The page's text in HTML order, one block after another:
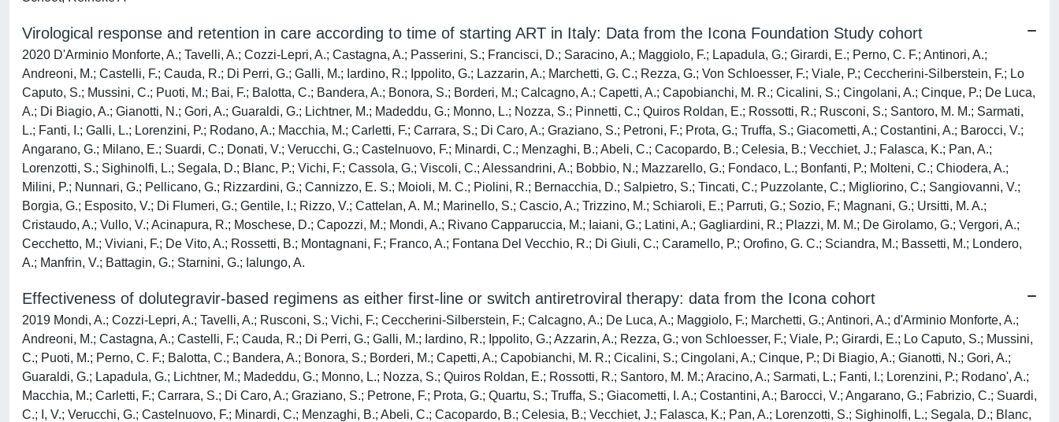
Virological response and retention in care according to time of starting ART in Italy: Data from the Icona Foundation Study cohort
2020 D'Arminio Monforte, A.; Tavelli, A.; Cozzi-Lepri, A.; Castagna, A.; Passerini, S.; Francisci, D.; Saracino, A.; Maggiolo, F.; Lapadula, G.; Girardi, E.; Perno, C. F.; Antinori, A.;
Andreoni, M.; Castelli, F.; Cauda, R.; Di Perri, G.; Galli, M.; Iardino, R.; Ippolito, G.; Lazzarin, A.; Marchetti, G. C.; Rezza, G.; Von Schloesser, F.; Viale, P.; Ceccherini-Silberstein, F.; Lo
Caputo, S.; Mussini, C.; Puoti, M.; Bai, F.; Balotta, C.; Bandera, A.; Bonora, S.; Borderi, M.; Calcagno, A.; Capetti, A.; Capobianchi, M. R.; Cicalini, S.; Cingolani, A.; Cinque, P.; De Luca,
A.; Di Biagio, A.; Gianotti, N.; Gori, A.; Guaraldi, G.; Lichtner, M.; Madeddu, G.; Monno, L.; Nozza, S.; Pinnetti, C.; Quiros Roldan, E.; Rossotti, R.; Rusconi, S.; Santoro, M. M.; Sarmati,
L.; Fanti, I.; Galli, L.; Lorenzini, P.; Rodano, A.; Macchia, M.; Carletti, F.; Carrara, S.; Di Caro, A.; Graziano, S.; Petroni, F.; Prota, G.; Truffa, S.; Giacometti, A.; Costantini, A.; Barocci, V.;
Angarano, G.; Milano, E.; Suardi, C.; Donati, V.; Verucchi, G.; Castelnuovo, F.; Minardi, C.; Menzaghi, B.; Abeli, C.; Cacopardo, B.; Celesia, B.; Vecchiet, J.; Falasca, K.; Pan, A.;
Lorenzotti, S.; Sighinolfi, L.; Segala, D.; Blanc, P.; Vichi, F.; Cassola, G.; Viscoli, C.; Alessandrini, A.; Bobbio, N.; Mazzarello, G.; Fondaco, L.; Bonfanti, P.; Molteni, C.; Chiodera, A.;
Milini, P.; Nunnari, G.; Pellicano, G.; Rizzardini, G.; Cannizzo, E. S.; Moioli, M. C.; Piolini, R.; Bernacchia, D.; Salpietro, S.; Tincati, C.; Puzzolante, C.; Migliorino, C.; Sangiovanni, V.;
Borgia, G.; Esposito, V.; Di Flumeri, G.; Gentile, I.; Rizzo, V.; Cattelan, A. M.; Marinello, S.; Cascio, A.; Trizzino, M.; Schiaroli, E.; Parruti, G.; Sozio, F.; Magnani, G.; Ursitti, M. A.;
Cristaudo, A.; Vullo, V.; Acinapura, R.; Moschese, D.; Capozzi, M.; Mondi, A.; Rivano Capparuccia, M.; Iaiani, G.; Latini, A.; Gagliardini, R.; Plazzi, M. M.; De Girolamo, G.; Vergori, A.;
Cecchetto, M.; Viviani, F.; De Vito, A.; Rossetti, B.; Montagnani, F.; Franco, A.; Fontana Del Vecchio, R.; Di Giuli, C.; Caramello, P.; Orofino, G. C.; Sciandra, M.; Bassetti, M.; Londero,
A.; Manfrin, V.; Battagin, G.; Starnini, G.; Ialungo, A.
Effectiveness of dolutegravir-based regimens as either first-line or switch antiretroviral therapy: data from the Icona cohort
2019 Mondi, A.; Cozzi-Lepri, A.; Tavelli, A.; Rusconi, S.; Vichi, F.; Ceccherini-Silberstein, F.; Calcagno, A.; De Luca, A.; Maggiolo, F.; Marchetti, G.; Antinori, A.; d'Arminio Monforte, A.;
Andreoni, M.; Castagna, A.; Castelli, F.; Cauda, R.; Di Perri, G.; Galli, M.; Iardino, R.; Ippolito, G.; Azzarin, A.; Rezza, G.; von Schloesser, F.; Viale, P.; Girardi, E.; Lo Caputo, S.; Mussini,
C.; Puoti, M.; Perno, C. F.; Balotta, C.; Bandera, A.; Bonora, S.; Borderi, M.; Capetti, A.; Capobianchi, M. R.; Cicalini, S.; Cingolani, A.; Cinque, P.; Di Biagio, A.; Gianotti, N.; Gori, A.;
Guaraldi, G.; Lapadula, G.; Lichtner, M.; Madeddu, G.; Monno, L.; Nozza, S.; Quiros Roldan, E.; Rossotti, R.; Santoro, M. M.; Aracino, A.; Sarmati, L.; Fanti, I.; Lorenzini, P.; Rodano', A.;
Macchia, M.; Carletti, F.; Carrara, S.; Di Caro, A.; Graziano, S.; Petrone, F.; Prota, G.; Quartu, S.; Truffa, S.; Giacometti, I. A.; Costantini, A.; Barocci, V.; Angarano, G.; Fabrizio, C.; Suardi,
C.; I, V.; Verucchi, G.; Castelnuovo, F.; Minardi, C.; Menzaghi, B.; Abeli, C.; Cacopardo, B.; Celesia, B.; Vecchiet, J.; Falasca, K.; Pan, A.; Lorenzotti, S.; Sighinolfi, L.; Segala, D.; Blanc,